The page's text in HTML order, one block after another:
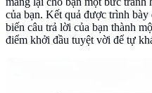
của bạn. Kết quả được trình
biến câu trả lời của bạn thành
điểm khởi đầu tuyệt vời để tự